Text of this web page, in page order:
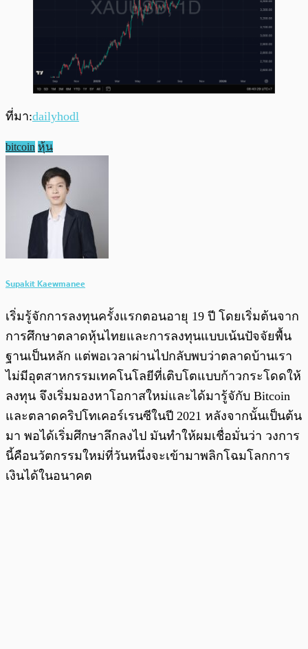
ที่มา:dailyhodl
bitcoin หุ้น
Supakit Kaewmanee
เริ่มรู้จักการลงทุนครั้งแรกตอนอายุ 19 ปี โดยเริ่มต้นจาก
การศึกษาตลาดหุ้นไทยและการลงทุนแบบเน้นปัจจัยพื้น
ฐานเป็นหลัก แต่พอเวลาผ่านไปกลับพบว่าตลาดบ้านเรา
ไม่มีอุตสาหกรรมเทคโนโลยีที่เติบโตแบบก้าวกระโดดให้
ลงทุน จึงเริ่มมองหาโอกาสใหม่และได้มารู้จักับ Bitcoin
และตลาดคริปโทเคอร์เรนซีในปี 2021 หลังจากนั้นเป็นต้น
มา พอได้เริ่มศึกษาลึกลงไป มันทำให้ผมเชื่อมั่นว่า วงการ
นี้คือนวัตกรรมใหม่ที่วันหนึ่งจะเข้ามาพลิกโฉมโลกการ
เงินได้ในอนาคต